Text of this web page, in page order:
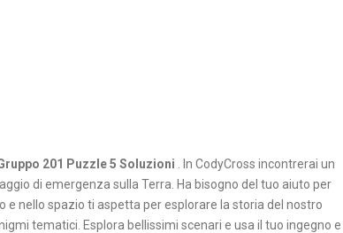
201 Puzzle 5 Soluzioni
. In CodyCross incontrerai un
di emergenza sulla Terra. Ha bisogno del tuo aiuto per
e nello spazio ti aspetta per esplorare la storia del nostro
tematici. Esplora bellissimi scenari e usa il tuo ingegno e